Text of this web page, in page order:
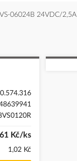
06024B 24VDC/2,5A
Kč/ks
1,02 Kč